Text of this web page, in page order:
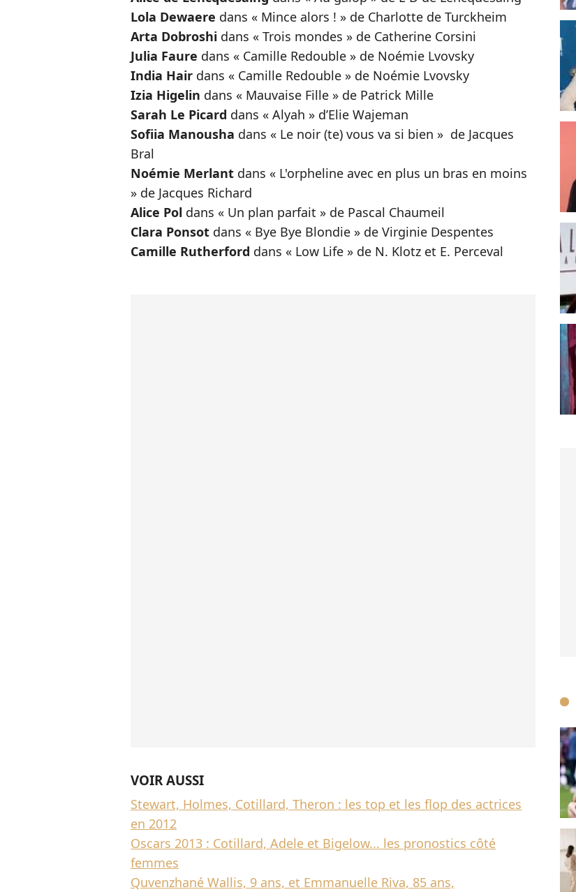
Lola Dewaere dans « Mince alors ! » de Charlotte de Turckheim
Arta Dobroshi dans « Trois mondes » de Catherine Corsini
Julia Faure dans « Camille Redouble » de Noémie Lvovsky
India Hair dans « Camille Redouble » de Noémie Lvovsky
Izia Higelin dans « Mauvaise Fille » de Patrick Mille
Sarah Le Picard dans « Alyah » d’Elie Wajeman
Sofiia Manousha dans « Le noir (te) vous va si bien » de Jacques
Bral
Noémie Merlant dans « L'orpheline avec en plus un bras en moins
» de Jacques Richard
Alice Pol dans « Un plan parfait » de Pascal Chaumeil
Clara Ponsot dans « Bye Bye Blondie » de Virginie Despentes
Camille Rutherford dans « Low Life » de N. Klotz et E. Perceval
VOIR AUSSI
Stewart, Holmes, Cotillard, Theron : les top et les flop des actrices
en 2012
Oscars 2013 : Cotillard, Adele et Bigelow... les pronostics côté
femmes
Quvenzhané Wallis, 9 ans, et Emmanuelle Riva, 85 ans,